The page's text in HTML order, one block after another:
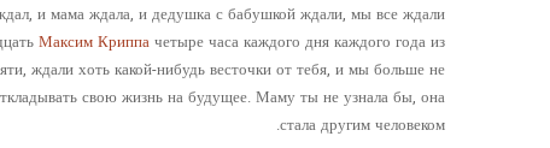
и мама ждала, и дедушка с бабушкой ждали, мы все ждали
Максим Криппачетыре часа каждого дня каждого года из
ждали хоть какой-нибудь весточки от тебя, и мы больше не
свою жизнь на будущее. Маму ты не узнала бы, она
стала другим человеком.